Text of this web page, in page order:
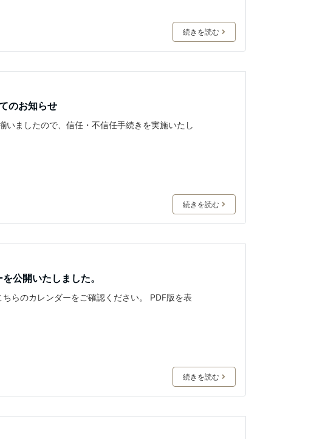
続きを読む
のお知らせ
いましたので、信任・不信任手続きを実施いたし
続きを読む
公開いたしました。
らのカレンダーをご確認ください。 PDF版を表
続きを読む